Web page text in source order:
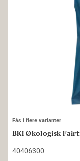
Fås i flere varianter
BKI Økologisk
40406300